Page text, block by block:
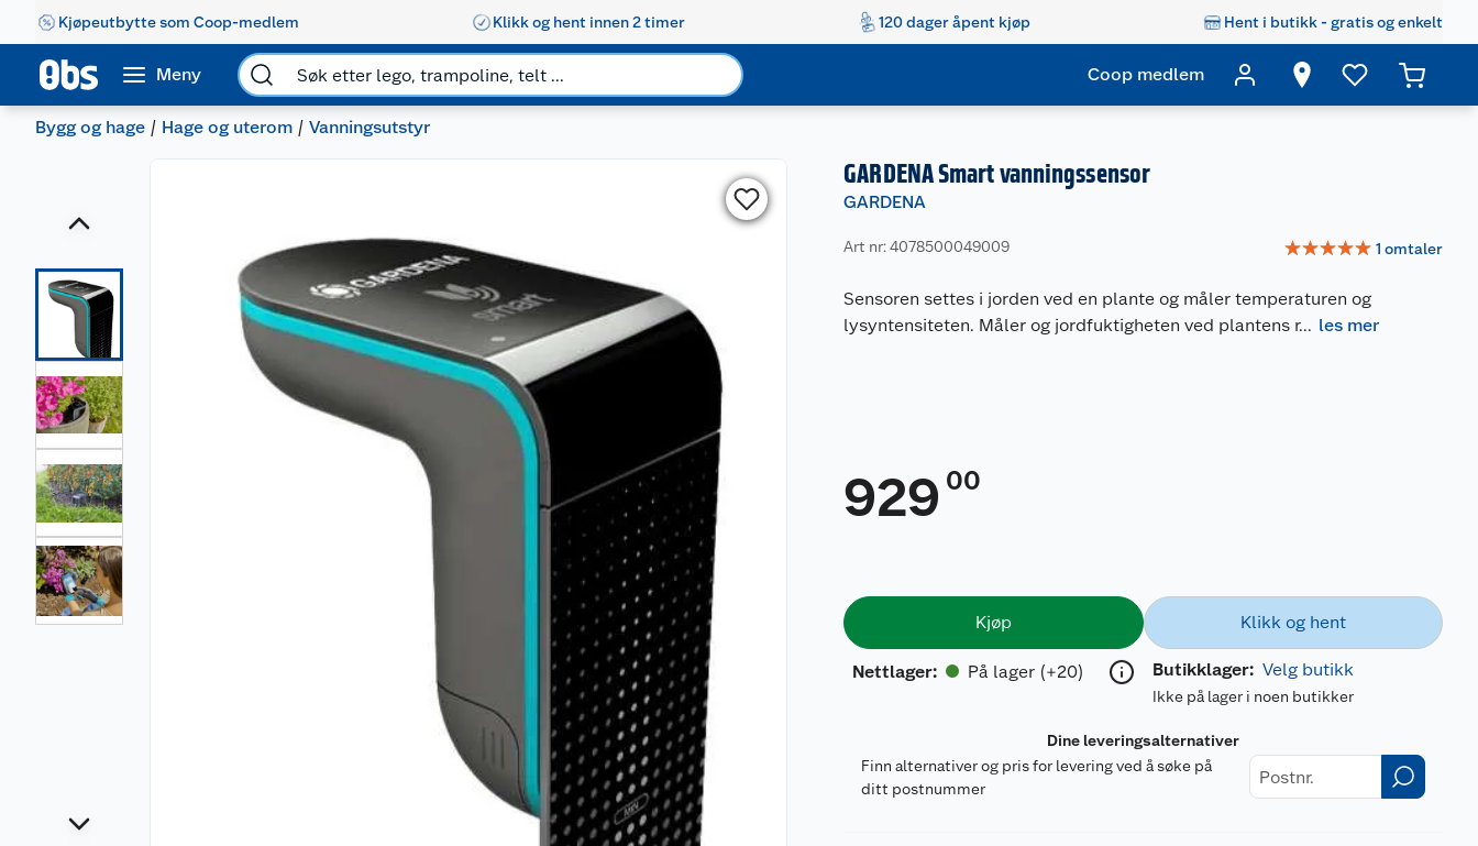
Kjøpeutbytte som Coop-medlem Klikk og hent innen 2 timer 120 dager åpent kjøp Hent i butikk - gratis og enkelt
Meny Coop medlem
Bygg og hage Hage og uterom Vanningsutstyr
GARDENA Smart vanningssensor
GARDENA
Art nr: 4078500049009 ☆☆☆☆☆ 1 omtaler
Sensoren settes i jorden ved en plante og måler temperaturen og
lysyntensiteten. Måler og jordfuktigheten ved plantens r... les mer
929 00
Kjøp
Nettlager: På lager (+20)
Klikk og hent
Butikklager: Velg butikk
Ikke på lager i noen butikker
Dine leveringsalternativer
Finn alternativer og pris for levering ved å søke på
ditt postnummer